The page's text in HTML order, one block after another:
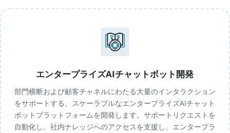
エンタープライズAIチャットボット開発
部門横断および顧客チャネルにわたる大量のインタラクション
をサポートする、スケーラブルなエンタープライズAIチャット
ボットプラットフォームを開発します。サポートリクエストを
自動化し、社内ナレッジへのアクセスを支援し、エンタープラ